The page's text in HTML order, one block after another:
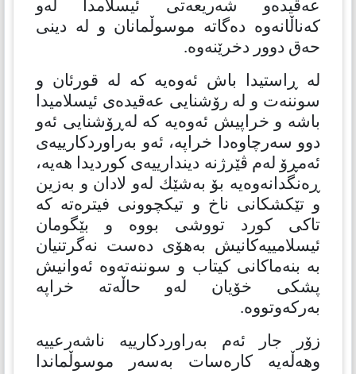
عەقیدەو شەریعەتی ئیسلامدا لەو
كەناڵانەوە دەگاتە موسوڵمانان و لە دینی
حەق دوور دخرێنەوە.
لە ڕاستیدا باش ئەوەیە كە لە قورئان و
سوننەت و لە رۆشنایی عەقیدەی ئیسلامیدا
باشە و خراپیش ئەوەیە كە لەڕۆشنایی ئەو
دوو سەرچاوەدا خراپە، ئەو بەراوردكارییەی
ئەمڕۆ لەم ڤێرژنە دیندارییەی كوردیدا هەیە،
ڕەنگدانەوەیە بۆ بەشێك لەو لادان و بەزین
و تێكشكانی ناخ و تیكچوونی فیترەتە كە
تاكی كورد تووشی بووە و بێگومان
ئیسلامییەكانیش بەهۆی دەست نەگرتنیان
بە بنەماكانی كیتاب و سوننەتەوە ئەوانیش
پشكی خۆیان لەو حاڵەتە خراپە
بەركەوتووە.
زۆر جار ئەم بەراوردكارییە ناشەرعییە
وهەڵەیە كارەسات بەسەر موسوڵماندا